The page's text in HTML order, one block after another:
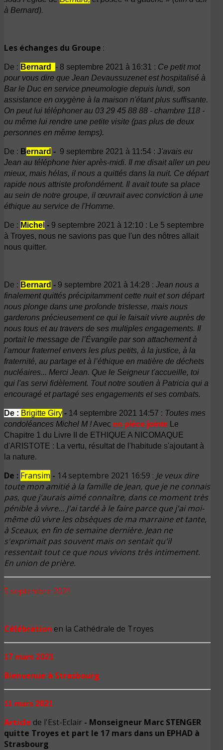
à Bernard).
Les échanges du Groupe :
De : Bernard - 8 septembre 2021 à 16:31 : Ce petit mot
pour vous dire que Jean Devaussuzenet est hospitalisé à
Bar le Duc en service pneumologie depuis lundi, son
assistance en oxygène à la maison n'étant plus suffisante.
On peut lui téléphoner au 03 29 45 88 88 - chambre 118 -
ou même lui rendre une petite visite (pas plus de deux
personnes en même temps).
De : Bernard - 9 septembre 2021 à 11:54 : J'avais eu
Jean au téléphone hier après-midi. Il me disait aller un peu
mieux, mais hélas, il nous a quittés dans la nuit. Ce départ
rapide nous attriste profondément. Il avait toute sa place
au sein de notre groupe, il œuvrait avec conviction à une
éthique au service de l'Homme.
De : Michel - 9 septembre 2021 à 12:10 :
Le 5 septembre
à Troyes, nous ne savions pas que l'un des nôtres allait
nous quitter.
De : Bernard - 9 septembre 2021 à 14:28 : Jean nous a
finalement quittés précipitamment cette nuit et son départ
nous plonge dans une profonde tristesse, mais nous
garderons précieusement ce qui le faisait vivre auprès de
nous tous et au travers de ses multiples engagements. Il
portait le message de l’Évangile par son attachement à
l'amour fraternel envers les plus petits, à la justice, à la
fraternité, au partage et à l’éthique en matière de déchets
nucléaires... Merci Jean. Que le Seigneur t'accueille, toi
qui l'as servi fidèlement. Tout notre soutien à Patricia qui a
encouragé et partagé ses engagements et ses combats.
De : Brigitte Giry - 14 septembre 2021 14:57 : Toutes mes
condoléances Michel M !Avec en pièce jointe Le
Chapitre 1 du Livre II de ETHIQUE A NICOMAQUE
d'ARISTOTE : La vertu, résultat de l'habitude s'ajoutant à
la nature.
De : Fransim - 14 septembre 2021 16:59 : Je veux dire
toute mon amitié à la famille de Jean, que je ne connais
pas, que j'aurais aimé connaître, dans ce moment très
pénible à vivre... J'ai tardé à le faire parce que j'ai moi-
même dû vivre les obsèques de ma marraine et tante,
à Sceaux, en fin de semaine dernière. Jean ne
s'exprimait pas souvent mais on sentait qu'il
ressentait tout ce que nous vivions très intimement.
En union de prière.
5 septembre 2021
Célébration en la Cathédrale de Troyes
17 mars 2021
Bienvenue à Strasbourg
11 mars 2021
Article de l'Est-Eclair - Monseigneur Marc STENGER
quitte Troyes et part le 17 mars dans un EPHAD à
Strasbourg